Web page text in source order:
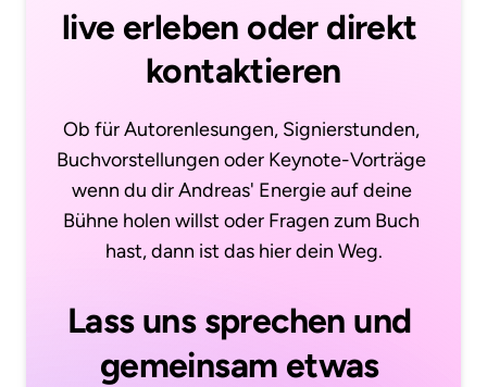
live erleben oder direkt
kontaktieren
Ob für Autorenlesungen, Signierstunden,
Buchvorstellungen oder Keynote-Vorträge
wenn du dir Andreas' Energie auf deine
Bühne holen willst oder Fragen zum Buch
hast, dann ist das hier dein Weg.
Lass uns sprechen und
gemeinsam etwas